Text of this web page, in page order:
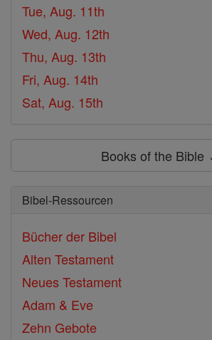
Tue, Aug. 11th
Wed, Aug. 12th
Thu, Aug. 13th
Fri, Aug. 14th
Sat, Aug. 15th
Books of the Bible
Bibel-Ressourcen
Bücher der Bibel
Alten Testament
Neues Testament
Adam & Eve
Zehn Gebote